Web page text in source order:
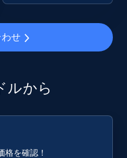
今すぐ始める
products from
description,
せ
ルから
格を確認！